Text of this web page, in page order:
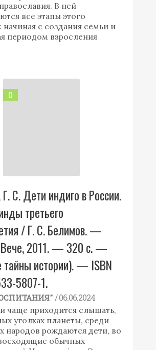
В ней
все этапы этого
начиная с создания семьи и
периодом взросления
0
С. Дети индиго в России.
третьего
/ Г. С. Белимов. —
Вече, 2011. — 320 с. —
тайны истории). — ISBN
5807-1.
/ 06.06.2024
чаще приходится слышать,
уголках планеты, среди
народов рождаются дети, во
обычных